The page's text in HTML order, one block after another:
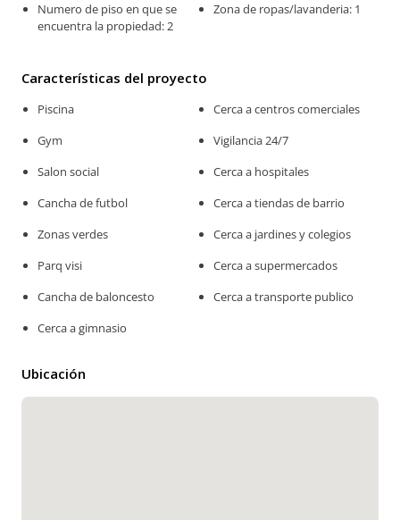
Numero de piso en que se
encuentra la propiedad: 2
Zona de ropas/lavanderia: 1
Características del proyecto
Piscina
Gym
Salon social
Cancha de futbol
Zonas verdes
Parq visi
Cancha de baloncesto
Cerca a gimnasio
Cerca a centros comerciales
Vigilancia 24/7
Cerca a hospitales
Cerca a tiendas de barrio
Cerca a jardines y colegios
Cerca a supermercados
Cerca a transporte publico
Ubicación